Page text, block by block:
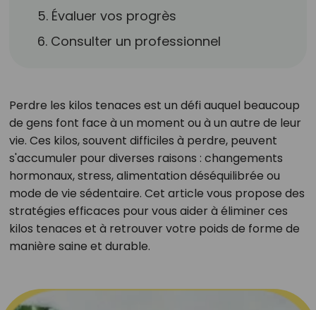
5. Évaluer vos progrès
6. Consulter un professionnel
Perdre les kilos tenaces est un défi auquel beaucoup
de gens font face à un moment ou à un autre de leur
vie. Ces kilos, souvent difficiles à perdre, peuvent
s'accumuler pour diverses raisons : changements
hormonaux, stress, alimentation déséquilibrée ou
mode de vie sédentaire. Cet article vous propose des
stratégies efficaces pour vous aider à éliminer ces
kilos tenaces et à retrouver votre poids de forme de
manière saine et durable.